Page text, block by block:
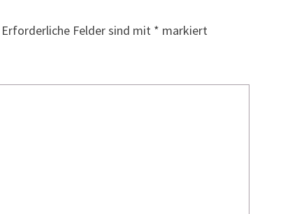
Erforderliche Felder sind mit * markiert